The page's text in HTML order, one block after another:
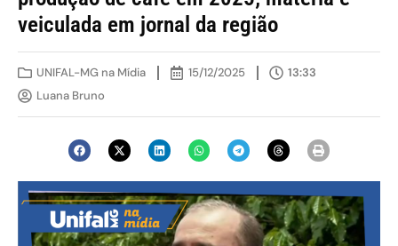
veiculada em jornal da região
UNIFAL-MG na Mídia 15/12/2025
13:33
Luana Bruno